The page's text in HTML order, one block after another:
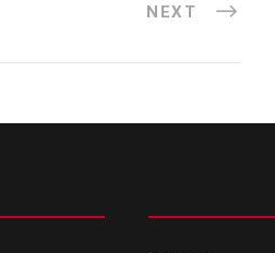
NEXT